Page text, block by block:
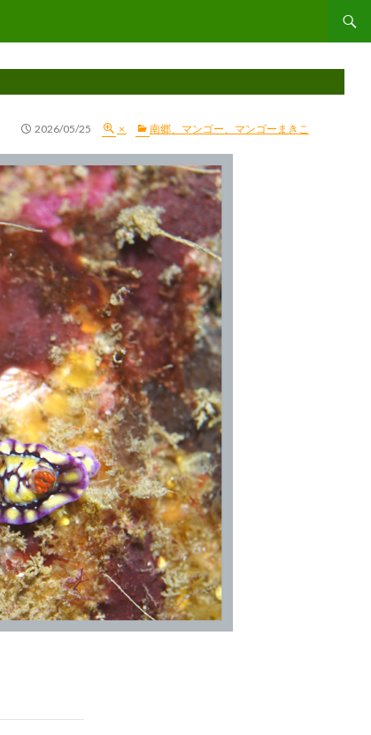
2026/05/25 × 南郷、マンゴー、マンゴーまきこ